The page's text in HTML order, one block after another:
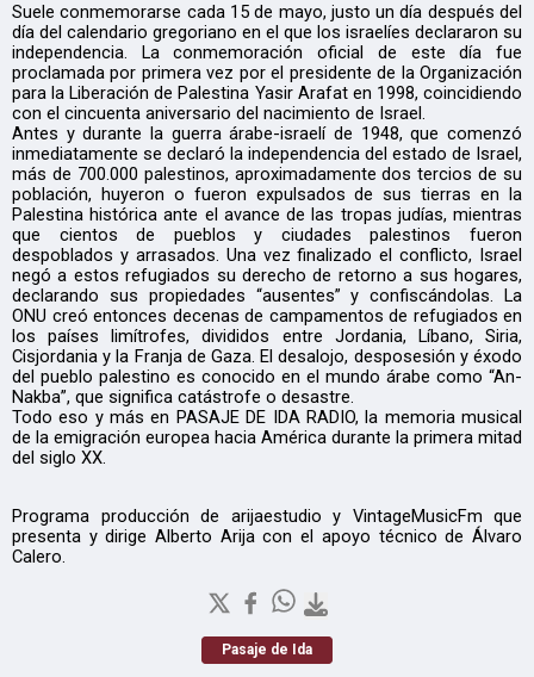
Suele conmemorarse cada 15 de mayo, justo un día después del
día del calendario gregoriano en el que los israelíes declararon su
independencia. La conmemoración oficial de este día fue
proclamada por primera vez por el presidente de la Organización
para la Liberación de Palestina Yasir Arafat en 1998, coincidiendo
con el cincuenta aniversario del nacimiento de Israel.
Antes y durante la guerra árabe-israelí de 1948, que comenzó
inmediatamente se declaró la independencia del estado de Israel,
más de 700.000 palestinos, aproximadamente dos tercios de su
población, huyeron o fueron expulsados de sus tierras en la
Palestina histórica ante el avance de las tropas judías, mientras
que cientos de pueblos y ciudades palestinos fueron
despoblados y arrasados. Una vez finalizado el conflicto, Israel
negó a estos refugiados su derecho de retorno a sus hogares,
declarando sus propiedades “ausentes” y confiscándolas. La
ONU creó entonces decenas de campamentos de refugiados en
los países limítrofes, divididos entre Jordania, Líbano, Siria,
Cisjordania y la Franja de Gaza. El desalojo, desposesión y éxodo
del pueblo palestino es conocido en el mundo árabe como “An-
Nakba”, que significa catástrofe o desastre.
Todo eso y más en PASAJE DE IDA RADIO, la memoria musical
de la emigración europea hacia América durante la primera mitad
del siglo XX.
Programa producción de arijaestudio y VintageMusicFm que
presenta y dirige Alberto Arija con el apoyo técnico de Álvaro
Calero.
Pasaje de Ida